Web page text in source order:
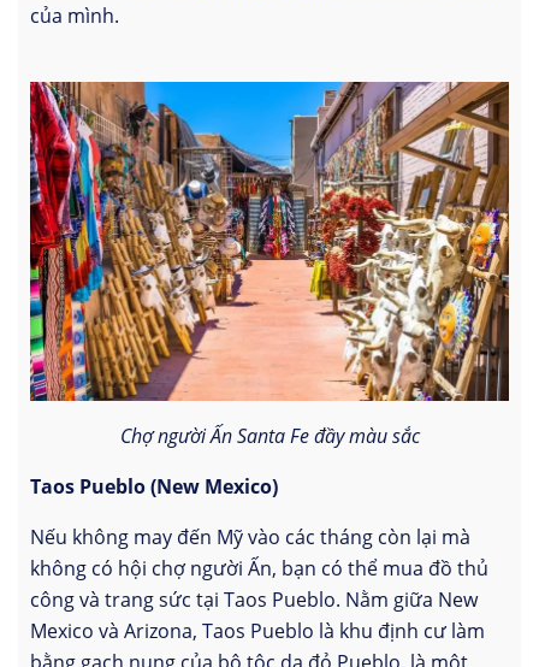
của mình.
Chợ người Ấn Santa Fe đầy màu sắc
Taos Pueblo (New Mexico)
Nếu không may đến Mỹ vào các tháng còn lại mà
không có hội chợ người Ấn, bạn có thể mua đồ thủ
công và trang sức tại Taos Pueblo. Nằm giữa New
Mexico và Arizona, Taos Pueblo là khu định cư làm